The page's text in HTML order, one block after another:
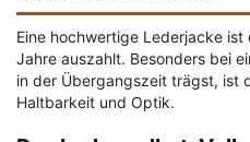
Eine hochwertige Lederjacke
Jahre auszahlt. Besonders bei
in der Übergangszeit trägst, ist
Haltbarkeit und Optik.